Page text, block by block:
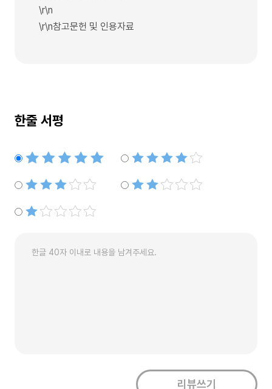
\r\n
\r\n참고문헌 및 인용자료
한줄 서평
별점5개 별점4개
별점3개 별점2개
별점1개